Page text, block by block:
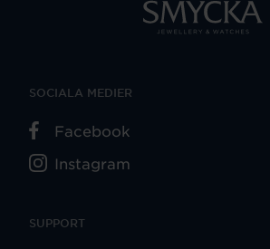
SUPPORT
SOCIALA MEDIER
Facebook
Instagram